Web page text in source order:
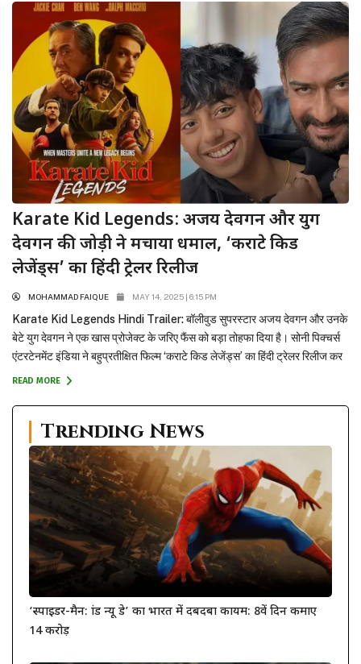
Karate Kid Legends: अजय देवगन और युग
देवगन की जोड़ी ने मचाया धमाल, ‘कराटे किड
लेजेंड्स’ का हिंदी ट्रेलर रिलीज
MOHAMMAD FAIQUE MAY 14, 2025 | 6:15 PM
Karate Kid Legends Hindi Trailer: बॉलीवुड सुपरस्टार अजय देवगन और उनके
बेटे युग देवगन ने एक खास प्रोजेक्ट के जरिए फैंस को बड़ा तोहफा दिया है। सोनी पिक्चर्स
एंटरटेनमेंट इंडिया ने बहुप्रतीक्षित फिल्म ‘कराटे किड लेजेंड्स’ का हिंदी ट्रेलर रिलीज कर
दिया है। इसमें अजय और युग ने अपनी आवाज दी है। Yug Devgan: इस...
READ MORE
Trending News
‘स्पाइडर-मैन: ब्रांड न्यू डे’ का भारत में दबदबा कायम: 8वें दिन कमाए
14 करोड़